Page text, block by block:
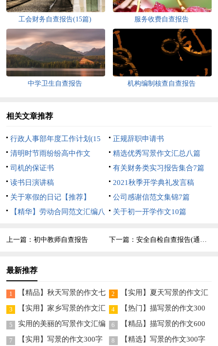
工会财务自查报告(15篇) 服务收费自查报告
中学卫生自查报告 机构编制核查自查报告
相关文章推荐
行政人事部年度工作计划(15
篇)
正规辞职申请书
清明时节雨纷纷高中作文
精选优秀写景作文汇总八篇
司机的保证书
有关财务类实习报告集合7篇
读书日演讲稿
2021秋季开学典礼发言稿
关于寒假的日记【推荐】
公司感谢信范文集锦7篇
【精华】劳动合同范文汇编八
关于初一开学作文10篇
上一篇：初中教师自查报告 下一篇： 安全自检自查报告(通用15篇)
最新推荐
1
【精品】秋天写景的作文七
篇
2
【实用】夏天写景的作文汇
总7篇
3
【实用】家乡写景的作文汇
编五篇
4
【热门】描写景的作文300
字5篇
5
实用的美丽的写景作文汇编
六篇
6
【精品】描写景的作文600
字四篇
7 【实用】写景的作文300字 8 【精选】写景的作文300字